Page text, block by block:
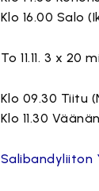
Klo 16.00 Salo
To 11.11. 3 x 20
Klo 09.30 Tiitu
Klo 11.30
Salibandyliiton